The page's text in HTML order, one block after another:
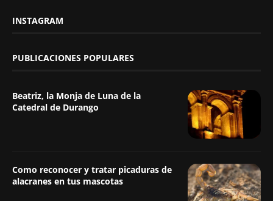
INSTAGRAM
PUBLICACIONES POPULARES
Beatriz, la Monja de Luna de la
Catedral de Durango
Como reconocer y tratar picaduras de
alacranes en tus mascotas